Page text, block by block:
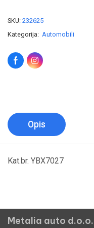
SKU: 232625
Kategorija: Automobili
Opis
Kat.br. YBX7027
Metalia auto d.o.o.